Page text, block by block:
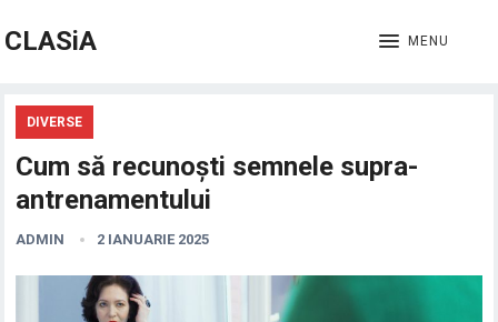
CLASiA MENU
DIVERSE
Cum să recunoști semnele supra-
antrenamentului
ADMIN 2 IANUARIE 2025